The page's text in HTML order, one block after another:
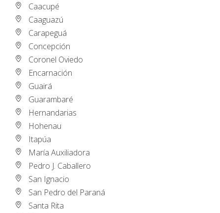
Caacupé
Caaguazú
Carapeguá
Concepción
Coronel Oviedo
Encarnación
Guairá
Guarambaré
Hernandarias
Hohenau
Itapúa
María Auxiliadora
Pedro J. Caballero
San Ignacio
San Pedro del Paraná
Santa Rita